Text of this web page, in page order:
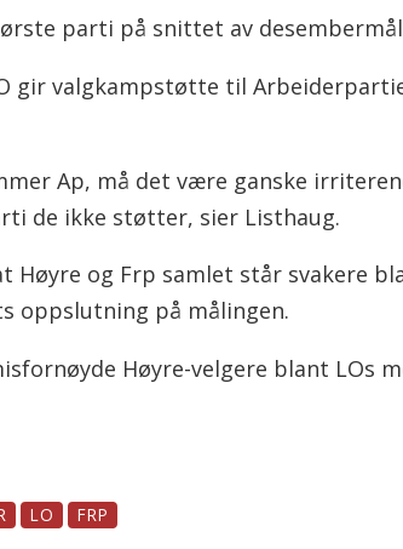
parti på snittet av
gir valgkampstøtte til
Ap, må det være ganske
de ikke støtter, sier Listhaug.
Høyre og Frp samlet står svakere
oppslutning på målingen.
Høyre-velgere blant LOs
LO FRP